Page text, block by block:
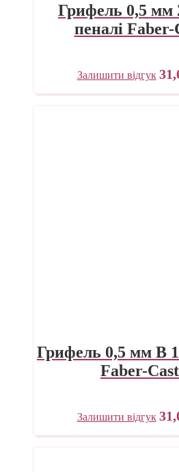
Грифель 0,5 мм
пеналі
Залишити відгук
Грифель 0,5 мм B
Faber-
Залишити відгук